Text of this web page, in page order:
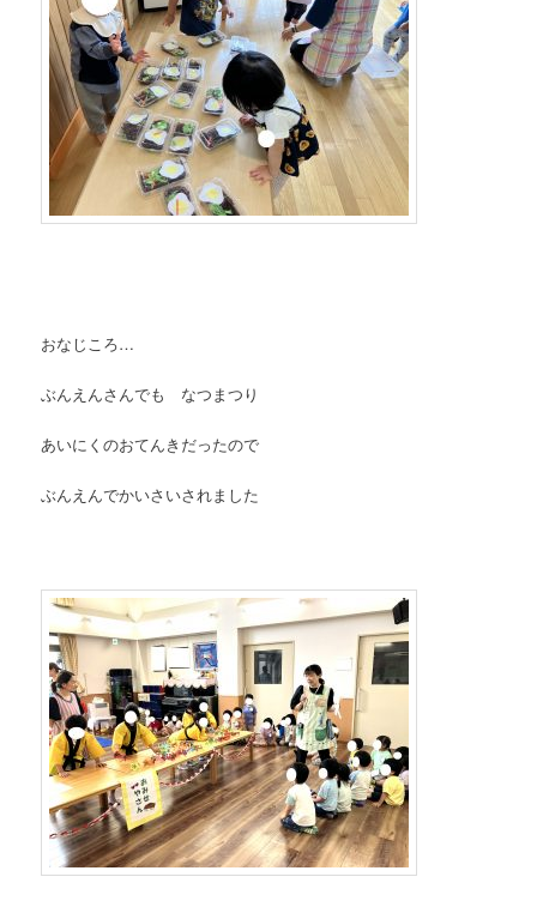
おなじころ…
ぶんえんさんでも なつまつり
あいにくのおてんきだったので
ぶんえんでかいさいされました